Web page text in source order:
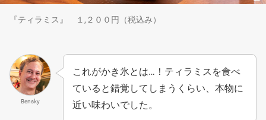
『ティラミス』 １,２００円（税込み）
Bensky
これがかき氷とは…！ティラミスを食べ
ていると錯覚してしまうくらい、本物に
近い味わいでした。